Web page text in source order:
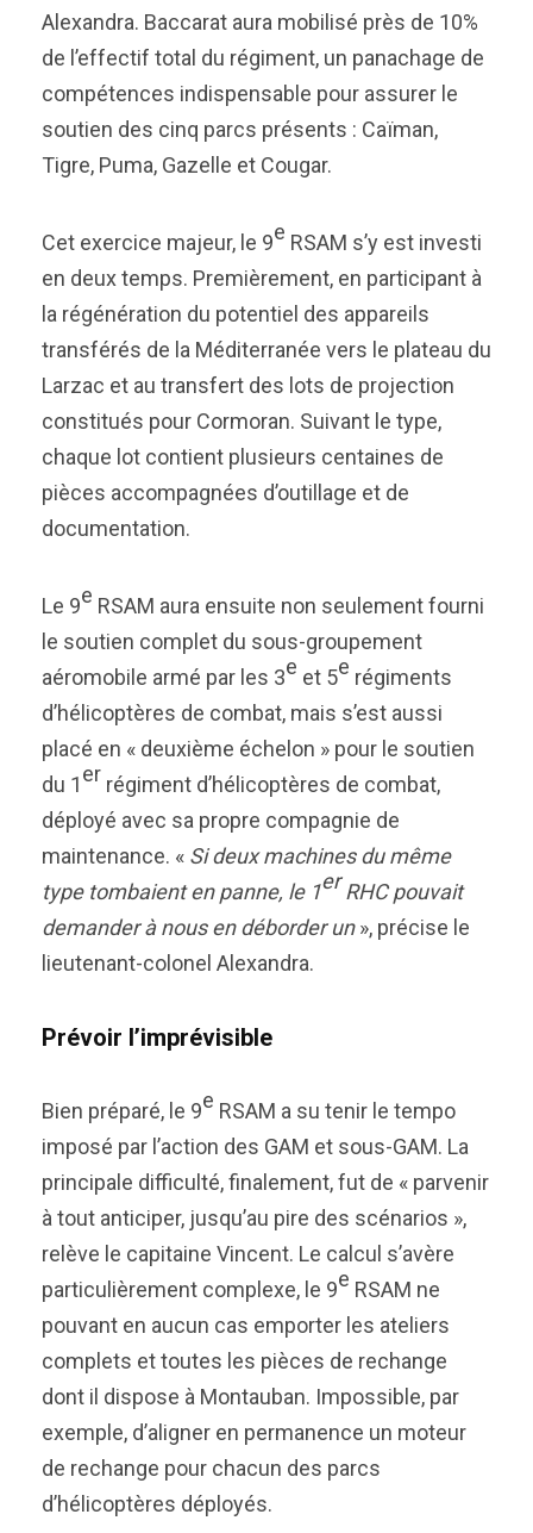
Alexandra. Baccarat aura mobilisé près de 10%
de l’effectif total du régiment, un panachage de
compétences indispensable pour assurer le
soutien des cinq parcs présents : Caïman,
Tigre, Puma, Gazelle et Cougar.
Cet exercice majeur, le 9e RSAM s’y est investi
en deux temps. Premièrement, en participant à
la régénération du potentiel des appareils
transférés de la Méditerranée vers le plateau du
Larzac et au transfert des lots de projection
constitués pour Cormoran. Suivant le type,
chaque lot contient plusieurs centaines de
pièces accompagnées d’outillage et de
documentation.
Le 9e RSAM aura ensuite non seulement fourni
le soutien complet du sous-groupement
aéromobile armé par les 3e et 5e régiments
d’hélicoptères de combat, mais s’est aussi
placé en « deuxième échelon » pour le soutien
du 1er régiment d’hélicoptères de combat,
déployé avec sa propre compagnie de
maintenance. « Si deux machines du même
type tombaient en panne, le 1er RHC pouvait
demander à nous en déborder un», précise le
lieutenant-colonel Alexandra.
Prévoir l’imprévisible
Bien préparé, le 9e RSAM a su tenir le tempo
imposé par l’action des GAM et sous-GAM. La
principale difficulté, finalement, fut de « parvenir
à tout anticiper, jusqu’au pire des scénarios »,
relève le capitaine Vincent. Le calcul s’avère
particulièrement complexe, le 9e RSAM ne
pouvant en aucun cas emporter les ateliers
complets et toutes les pièces de rechange
dont il dispose à Montauban. Impossible, par
exemple, d’aligner en permanence un moteur
de rechange pour chacun des parcs
d’hélicoptères déployés.